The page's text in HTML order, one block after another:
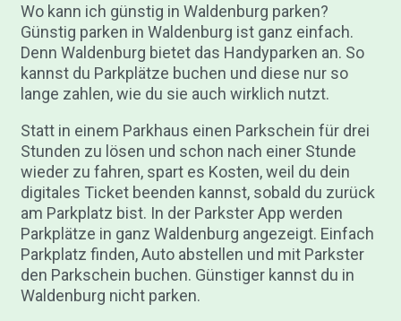
Wo kann ich günstig in Waldenburg parken?
Günstig parken in Waldenburg ist ganz einfach.
Denn Waldenburg bietet das Handyparken an. So
kannst du Parkplätze buchen und diese nur so
lange zahlen, wie du sie auch wirklich nutzt.
Statt in einem Parkhaus einen Parkschein für drei
Stunden zu lösen und schon nach einer Stunde
wieder zu fahren, spart es Kosten, weil du dein
digitales Ticket beenden kannst, sobald du zurück
am Parkplatz bist. In der Parkster App werden
Parkplätze in ganz Waldenburg angezeigt. Einfach
Parkplatz finden, Auto abstellen und mit Parkster
den Parkschein buchen. Günstiger kannst du in
Waldenburg nicht parken.